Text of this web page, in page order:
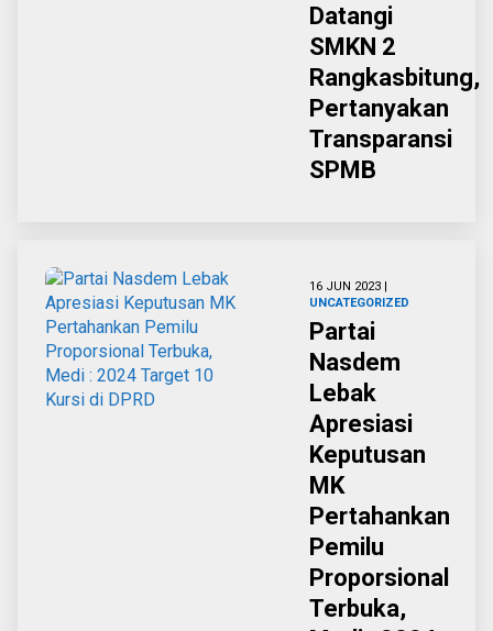
Datangi
SMKN 2
Rangkasbitung,
Pertanyakan
Transparansi
SPMB
16 JUN 2023 |
UNCATEGORIZED
Partai
Nasdem
Lebak
Apresiasi
Keputusan
MK
Pertahankan
Pemilu
Proporsional
Terbuka,